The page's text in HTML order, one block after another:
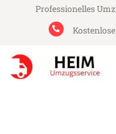
Professionelles